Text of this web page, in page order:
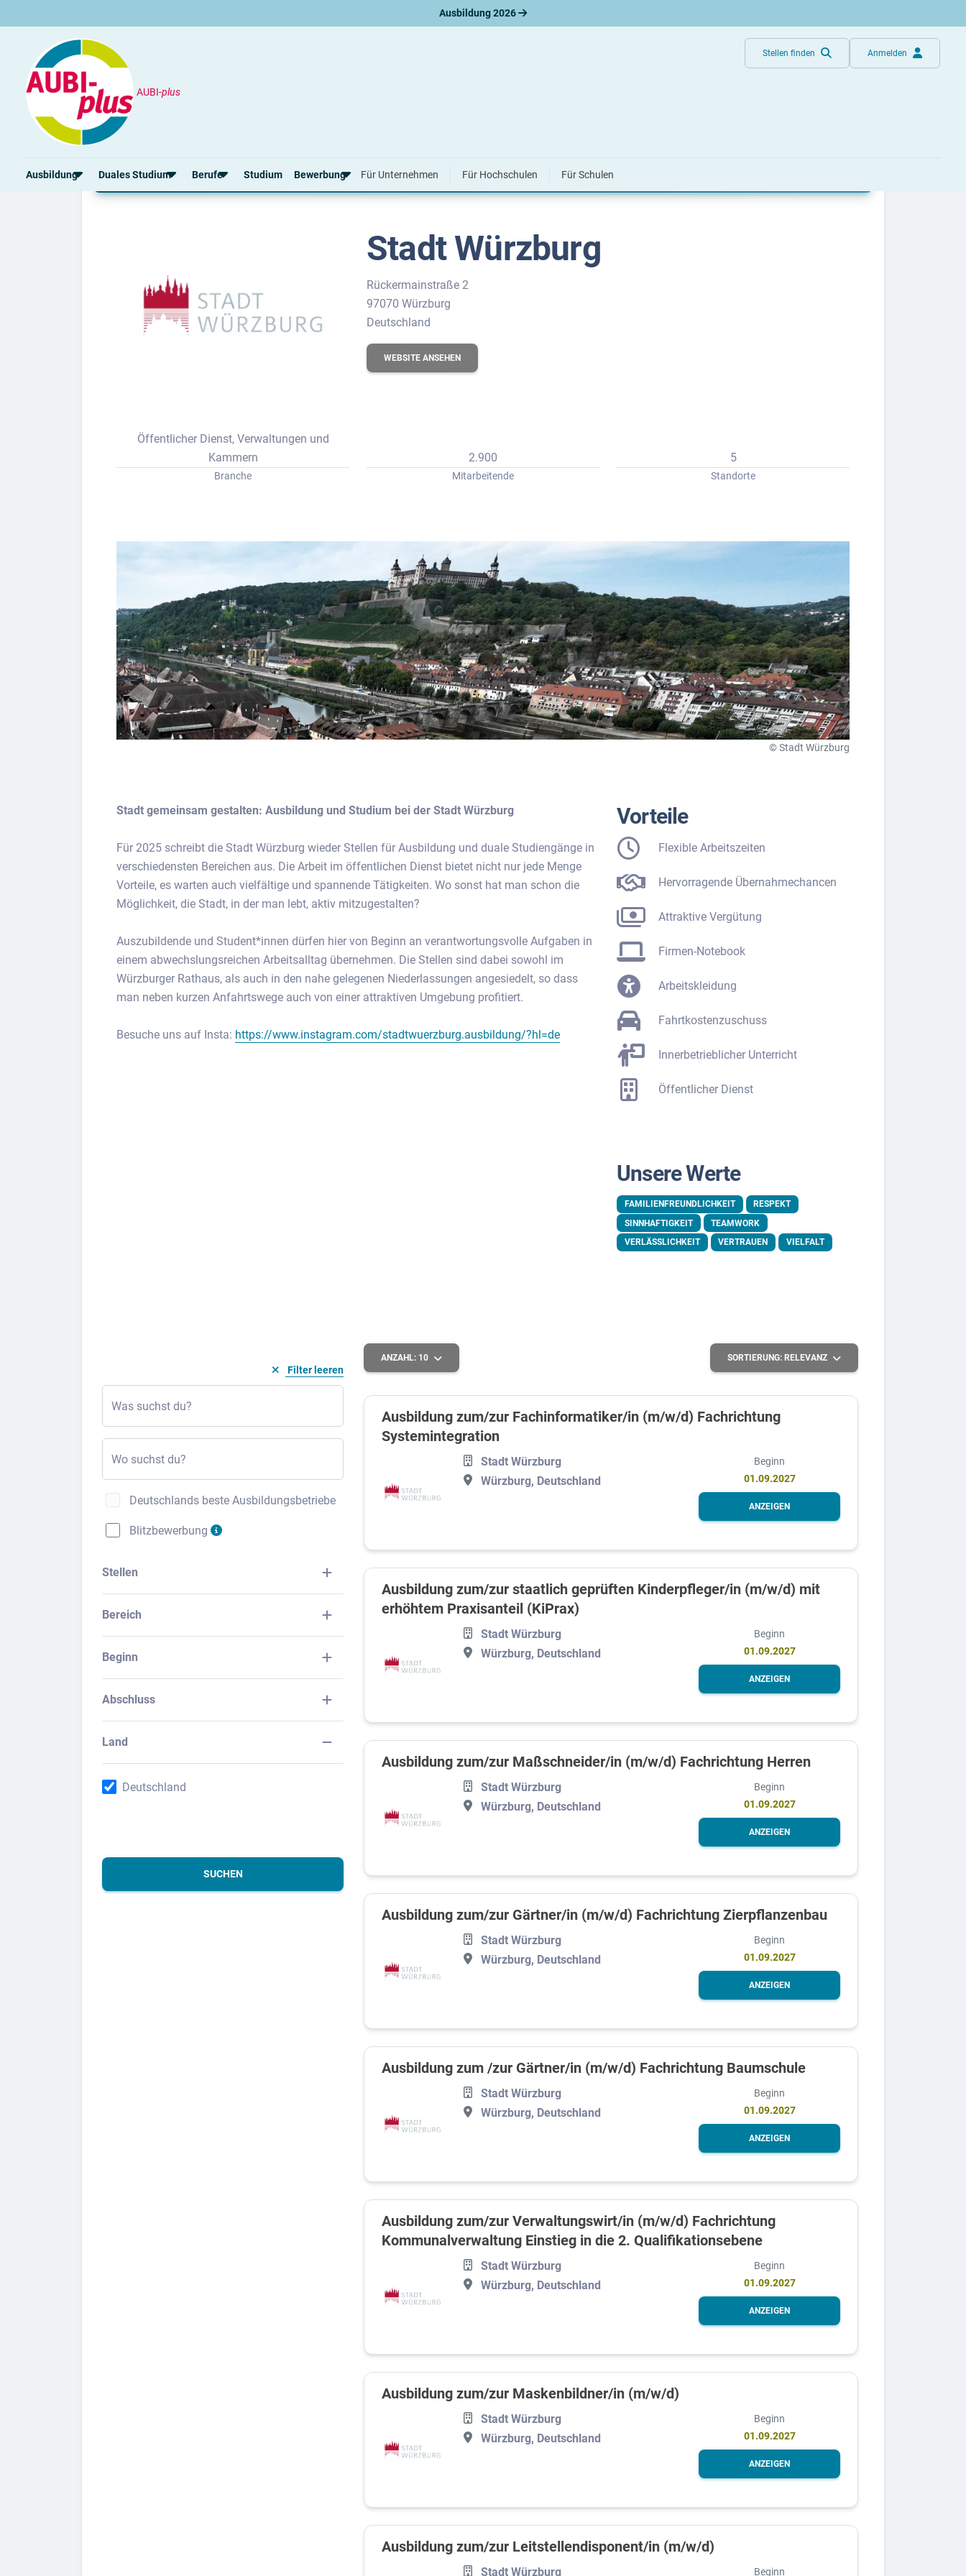
Ausbildung 2026
AUBI-plus
Stellen finden Anmelden
Ausbildung Duales Studium
Alle Orte von A-Z
Berufe
Alle Berufe
Schülerpraktikum
Studium Bewerbung
Bewerbungsratgeber
Vorstellungsgespräch
Bewerbungs-Check
Für Unternehmen Für Hochschulen Für Schulen
Unternehmen
Stadt Würzburg
Rückermainstraße 2
97070 Würzburg
Deutschland
WEBSITE ANSEHEN
Öffentlicher Dienst, Verwaltungen und
Kammern
Branche
2.900
Mitarbeitende
5
Standorte
© Stadt Würzburg
Stadt gemeinsam gestalten: Ausbildung und Studium bei der Stadt Würzburg
Für 2025 schreibt die Stadt Würzburg wieder Stellen für Ausbildung und duale Studiengänge in
verschiedensten Bereichen aus. Die Arbeit im öffentlichen Dienst bietet nicht nur jede Menge
Vorteile, es warten auch vielfältige und spannende Tätigkeiten. Wo sonst hat man schon die
Möglichkeit, die Stadt, in der man lebt, aktiv mitzugestalten?
Auszubildende und Student*innen dürfen hier von Beginn an verantwortungsvolle Aufgaben in
einem abwechslungsreichen Arbeitsalltag übernehmen. Die Stellen sind dabei sowohl im
Würzburger Rathaus, als auch in den nahe gelegenen Niederlassungen angesiedelt, so dass
man neben kurzen Anfahrtswege auch von einer attraktiven Umgebung profitiert.
Besuche uns auf Insta: https://www.instagram.com/stadtwuerzburg.ausbildung/?hl=de
Vorteile
Flexible Arbeitszeiten
Hervorragende Übernahmechancen
Attraktive Vergütung
Firmen-Notebook
Arbeitskleidung
Fahrtkostenzuschuss
Innerbetrieblicher Unterricht
Öffentlicher Dienst
Unsere Werte
FAMILIENFREUNDLICHKEIT
RESPEKT
SINNHAFTIGKEIT
TEAMWORK
VERLÄSSLICHKEIT
VERTRAUEN VIELFALT
Filter leeren
Was suchst du?
Wo suchst du?
Deutschlands beste Ausbildungsbetriebe
Blitzbewerbung
Stellen
Bereich
Beginn
Abschluss
Land
Deutschland
SUCHEN
ANZAHL: 10 SORTIERUNG: RELEVANZ
Ausbildung zum/zur Fachinformatiker/in (m/w/d) Fachrichtung
Systemintegration
Stadt Würzburg
Würzburg, Deutschland
Beginn
01.09.2027
ANZEIGEN
Ausbildung zum/zur staatlich geprüften Kinderpfleger/in (m/w/d) mit
erhöhtem Praxisanteil (KiPrax)
Stadt Würzburg
Würzburg, Deutschland
Beginn
01.09.2027
ANZEIGEN
Ausbildung zum/zur Maßschneider/in (m/w/d) Fachrichtung Herren
Stadt Würzburg
Würzburg, Deutschland
Beginn
01.09.2027
ANZEIGEN
Ausbildung zum/zur Gärtner/in (m/w/d) Fachrichtung Zierpflanzenbau
Stadt Würzburg
Würzburg, Deutschland
Beginn
01.09.2027
ANZEIGEN
Ausbildung zum /zur Gärtner/in (m/w/d) Fachrichtung Baumschule
Stadt Würzburg
Würzburg, Deutschland
Beginn
01.09.2027
ANZEIGEN
Ausbildung zum/zur Verwaltungswirt/in (m/w/d) Fachrichtung
Kommunalverwaltung Einstieg in die 2. Qualifikationsebene
Stadt Würzburg
Würzburg, Deutschland
Beginn
01.09.2027
ANZEIGEN
Ausbildung zum/zur Maskenbildner/in (m/w/d)
Stadt Würzburg
Würzburg, Deutschland
Beginn
01.09.2027
ANZEIGEN
Ausbildung zum/zur Leitstellendisponent/in (m/w/d)
Stadt Würzburg Beginn